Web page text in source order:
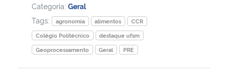
Categoria: Geral
Tags:
agronomia alimentos
CCR
Colégio Politécnico
destaque ufsm
Geoprocessamento
Geral PRE